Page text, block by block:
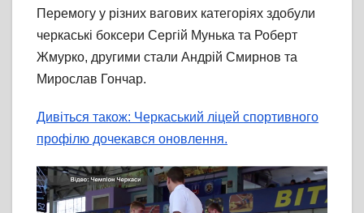
Перемогу у різних вагових категоріях здобули
черкаські боксери Сергій Мунька та Роберт
Жмурко, другими стали Андрій Смирнов та
Мирослав Гончар.
Дивіться також: Черкаський ліцей спортивного
профілю дочекався оновлення.